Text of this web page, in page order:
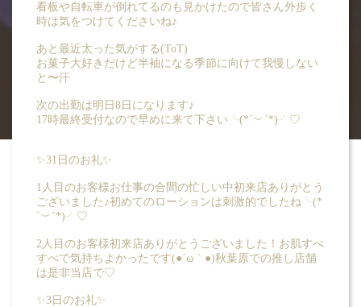
BLOG
看板や自転車が倒れてるのも見かけたので皆さん外歩く
時は気をつけてくださいね♪
あと最近太った気がする(ToT)
お菓子大好きだけど半袖になる季節に向けて我慢しない
と〜汗
次の出勤は明日8日になります♪
17時最終受付なので早めに来て下さい╰(*´︶`*)╯♡
✨31日のお礼✨
1人目のお客様お仕事の合間の忙しい中初来店ありがとう
ございました♪初めてのローションは刺激的でしたね╰(*
´︶`*)╯♡
2人目のお客様初来店ありがとうございました！お肌すべ
すべで気持ちよかったです(●´ω｀●)秋葉原での推し店舗
は是非当店で♡
✨3日のお礼✨